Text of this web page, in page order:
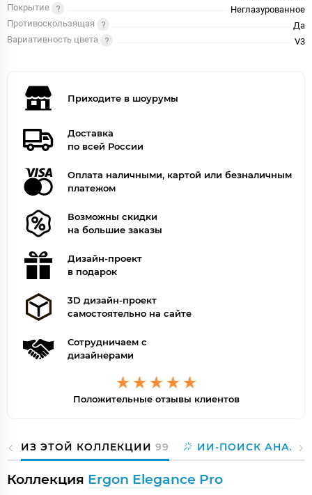
Покрытие
Неглазурованное
Противоскользящая
Да
Вариативность цвета
V3
Приходите в шоурумы
Доставка
по всей России
Оплата наличными, картой или безналичным
платежом
Возможны скидки
на большие заказы
Дизайн-проект
в подарок
3D дизайн-проект
самостоятельно на сайте
Сотрудничаем с
дизайнерами
Положительные отзывы клиентов
ИЗ ЭТОЙ КОЛЛЕКЦИИ 99 ИИ-ПОИСК
Коллекция Ergon Elegance Pro